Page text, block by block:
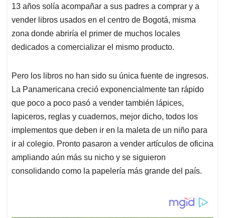
13 años solía acompañar a sus padres a comprar y a
vender libros usados en el centro de Bogotá, misma
zona donde abriría el primer de muchos locales
dedicados a comercializar el mismo producto.
Pero los libros no han sido su única fuente de ingresos.
La Panamericana creció exponencialmente tan rápido
que poco a poco pasó a vender también lápices,
lapiceros, reglas y cuadernos, mejor dicho, todos los
implementos que deben ir en la maleta de un niño para
ir al colegio. Pronto pasaron a vender artículos de oficina
ampliando aún más su nicho y se siguieron
consolidando como la papelería más grande del país.